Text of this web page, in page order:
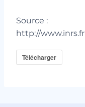
Source :
http://www.inrs.fr
Télécharger